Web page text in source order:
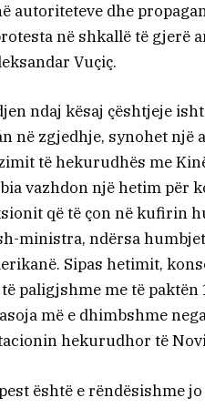
autoriteteve dhe
në shkallë të gjerë
Vuçiç.
ndaj kësaj çështjeje
në zgjedhje, synohet një
të hekurudhës me
vazhdon një hetim për
që të çon në kufirin
ministra, ndërsa
Sipas hetimit,
paligjshme me të
më e dhimbshme
hekurudhor të
është e rëndësishme